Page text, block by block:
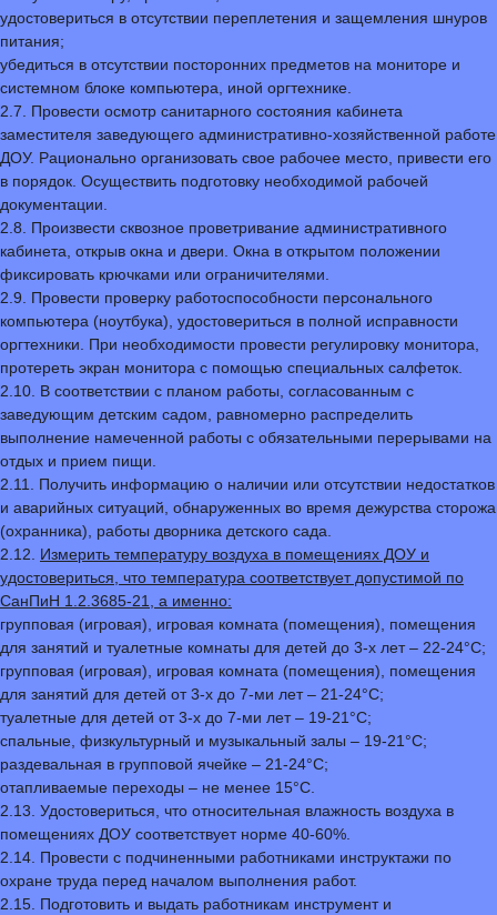
удостовериться в отсутствии переплетения и защемления шнуров
питания;
убедиться в отсутствии посторонних предметов на мониторе и
системном блоке компьютера, иной оргтехнике.
2.7. Провести осмотр санитарного состояния кабинета
заместителя заведующего административно-хозяйственной работе
ДОУ. Рационально организовать свое рабочее место, привести его
в порядок. Осуществить подготовку необходимой рабочей
документации.
2.8. Произвести сквозное проветривание административного
кабинета, открыв окна и двери. Окна в открытом положении
фиксировать крючками или ограничителями.
2.9. Провести проверку работоспособности персонального
компьютера (ноутбука), удостовериться в полной исправности
оргтехники. При необходимости провести регулировку монитора,
протереть экран монитора с помощью специальных салфеток.
2.10. В соответствии с планом работы, согласованным с
заведующим детским садом, равномерно распределить
выполнение намеченной работы с обязательными перерывами на
отдых и прием пищи.
2.11. Получить информацию о наличии или отсутствии недостатков
и аварийных ситуаций, обнаруженных во время дежурства сторожа
(охранника), работы дворника детского сада.
2.12. Измерить температуру воздуха в помещениях ДОУ и
удостовериться, что температура соответствует допустимой по
СанПиН 1.2.3685-21, а именно:
групповая (игровая), игровая комната (помещения), помещения
для занятий и туалетные комнаты для детей до 3-х лет – 22-24°С;
групповая (игровая), игровая комната (помещения), помещения
для занятий для детей от 3-х до 7-ми лет – 21-24°С;
туалетные для детей от 3-х до 7-ми лет – 19-21°С;
спальные, физкультурный и музыкальный залы – 19-21°С;
раздевальная в групповой ячейке – 21-24°С;
отапливаемые переходы – не менее 15°С.
2.13. Удостовериться, что относительная влажность воздуха в
помещениях ДОУ соответствует норме 40-60%.
2.14. Провести с подчиненными работниками инструктажи по
охране труда перед началом выполнения работ.
2.15. Подготовить и выдать работникам инструмент и